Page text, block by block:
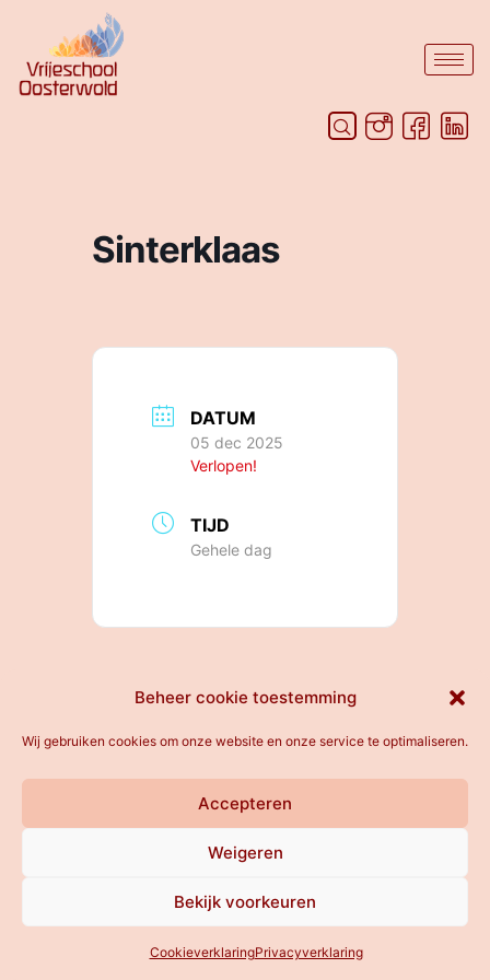
Beheer cookie toestemming
Wij gebruiken cookies om onze website en onze service te optimaliseren.
Accepteren
Weigeren
Bekijk voorkeuren
CookieverklaringPrivacyverklaring
Sinterklaas
DATUM
05 dec 2025
Verlopen!
TIJD
Gehele dag
All rights reserved